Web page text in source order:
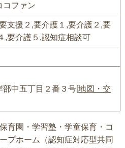
コファン
支援２,要介護１,要介護２,要
,要介護５,認知症相談可
部中五丁目２番３号[地図・交
育園・学習塾・学童保育・コ
プホーム（認知症対応型共同